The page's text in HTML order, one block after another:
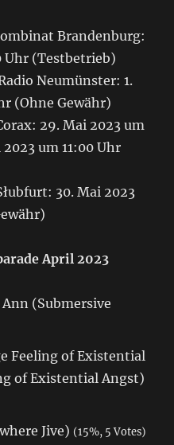
Brandenburg:
Uhr (Testbetrieb)
Neumünster: 1.
(Ohne Gewähr)
29. Mai 2023 um
um 11:00 Uhr
30. Mai 2023
April 2023
(Submersive
Feeling of Existential
of Existential Angst)
Jive) (15%, 5 Votes)